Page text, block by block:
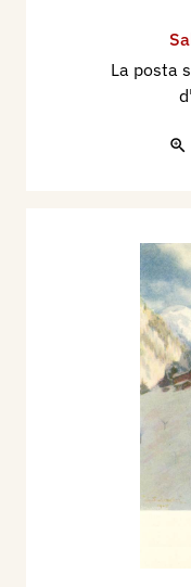
La posta